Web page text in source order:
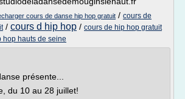
cours de danse hip hop gratuit / cours de
/ cours d hip hop / cours de hip hop gratuit
hop hauts de seine
présente...
du 10 au 28 juillet!